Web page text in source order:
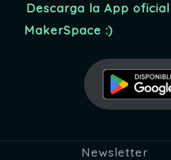
Descarga la App
MakerSpace :)
Newsletter